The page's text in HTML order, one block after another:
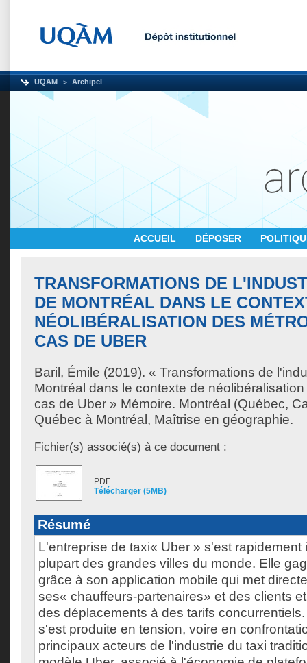
UQAM Archipel
ACCUEIL DÉPOSER
TRANSFORMATIONS DE
DE MONTRÉAL DANS LE
NÉOLIBÉRALISATION DES
CAS DE UBER
Baril, Émile (2019). « Transformations de
Montréal dans le contexte de
cas de Uber » Mémoire. Montréal (Québec,
Québec à Montréal, Maîtrise en géographie.
Fichier(s) associé(s) à ce document :
PDF
Télécharger (5MB)
Résumé
L'entreprise de taxi« Uber » s'est rapidement
plupart des grandes villes du monde. Elle
grâce à son application mobile qui met
ses« chauffeurs-partenaires» et des clients
des déplacements à des tarifs
s'est produite en tension, voire en
principaux acteurs de l'industrie du taxi